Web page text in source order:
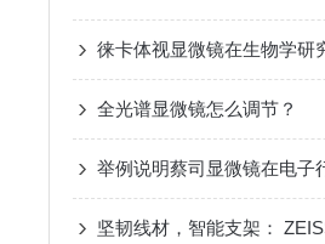
全光谱显微镜怎么调节？